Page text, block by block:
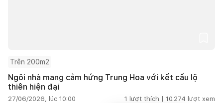
Trên 200m2
Ngôi nhà mang cảm hứng Trung Hoa với kết cấu lộ
thiên hiện đại
27/06/2026, lúc 10:00 1 lượt thích | 10.274 lượt xem